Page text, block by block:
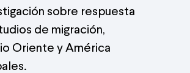
sobre respuesta
de migración,
Oriente y América